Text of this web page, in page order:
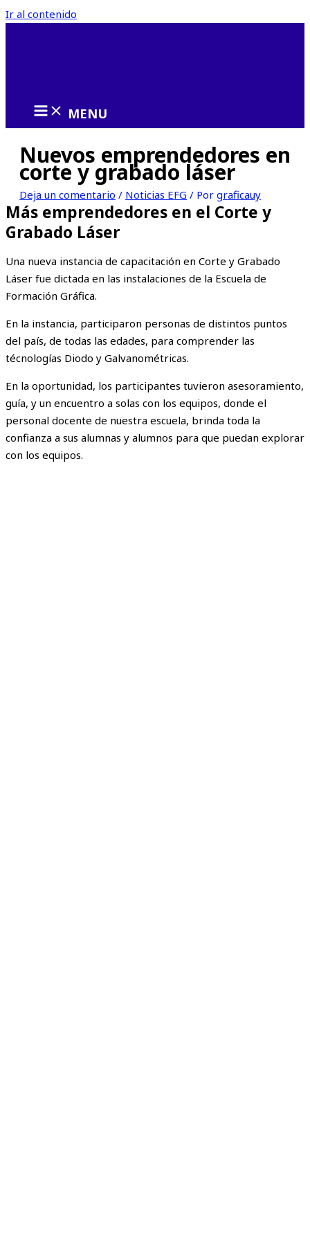
Ir al contenido
MENU
Nuevos emprendedores en
corte y grabado láser
Deja un comentario / Noticias EFG / Por graficauy
Más emprendedores en el Corte y
Grabado Láser
Una nueva instancia de capacitación en Corte y Grabado
Láser fue dictada en las instalaciones de la Escuela de
Formación Gráfica.
En la instancia, participaron personas de distintos puntos
del país, de todas las edades, para comprender las
técnologías Diodo y Galvanométricas.
En la oportunidad, los participantes tuvieron asesoramiento,
guía, y un encuentro a solas con los equipos, donde el
personal docente de nuestra escuela, brinda toda la
confianza a sus alumnas y alumnos para que puedan explorar
con los equipos.